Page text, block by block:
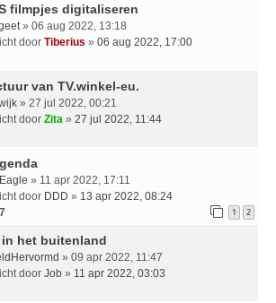
filmpjes digitaliseren
» 06 aug 2022, 13:18
door Tiberius » 06 aug 2022, 17:00
van TV.winkel-eu.
» 27 jul 2022, 00:21
door Zita » 27 jul 2022, 11:44
» 11 apr 2022, 17:11
door DDD » 13 apr 2022, 08:24
1 2
het buitenland
» 09 apr 2022, 11:47
door Job » 11 apr 2022, 03:03